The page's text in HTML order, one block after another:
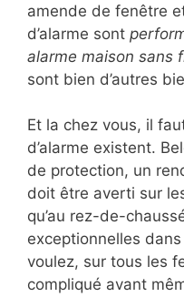
amende de fenêtre
d’alarme sont
alarme maison sans
sont bien d’autres
Et la chez vous, il
d’alarme existent.
de protection, un
doit être averti sur
qu’au rez-de-
exceptionnelles
voulez, sur tous les
compliqué avant